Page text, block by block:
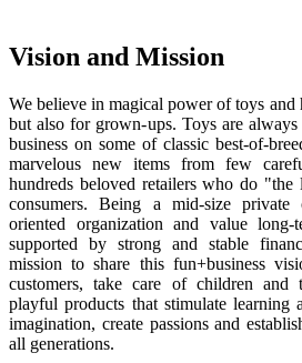
Vision and Mission
We believe in magical power of toys
but also for grown-ups. Toys are
business on some of classic best-of-
marvelous new items from few
hundreds beloved retailers who do
consumers. Being a mid-size
oriented organization and value long-
supported by strong and stable
mission to share this fun+business
customers, take care of children and
playful products that stimulate learning
imagination, create passions and
all generations.